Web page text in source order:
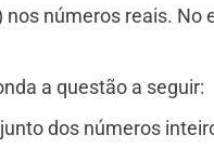
nos números reais.
a questão a seguir:
dos números